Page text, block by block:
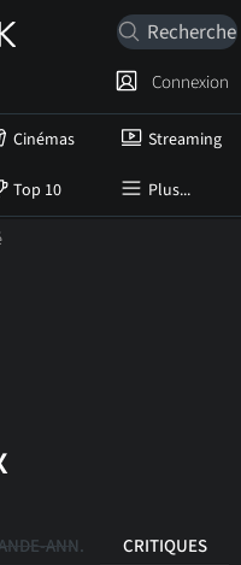
Cinémas Streaming
Top 10 Plus...
Connexion
ANN. CRITIQUES